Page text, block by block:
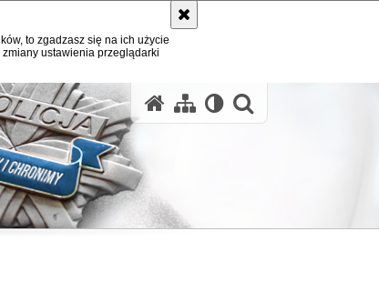
to zgadzasz się na ich użycie
ustawienia przeglądarki